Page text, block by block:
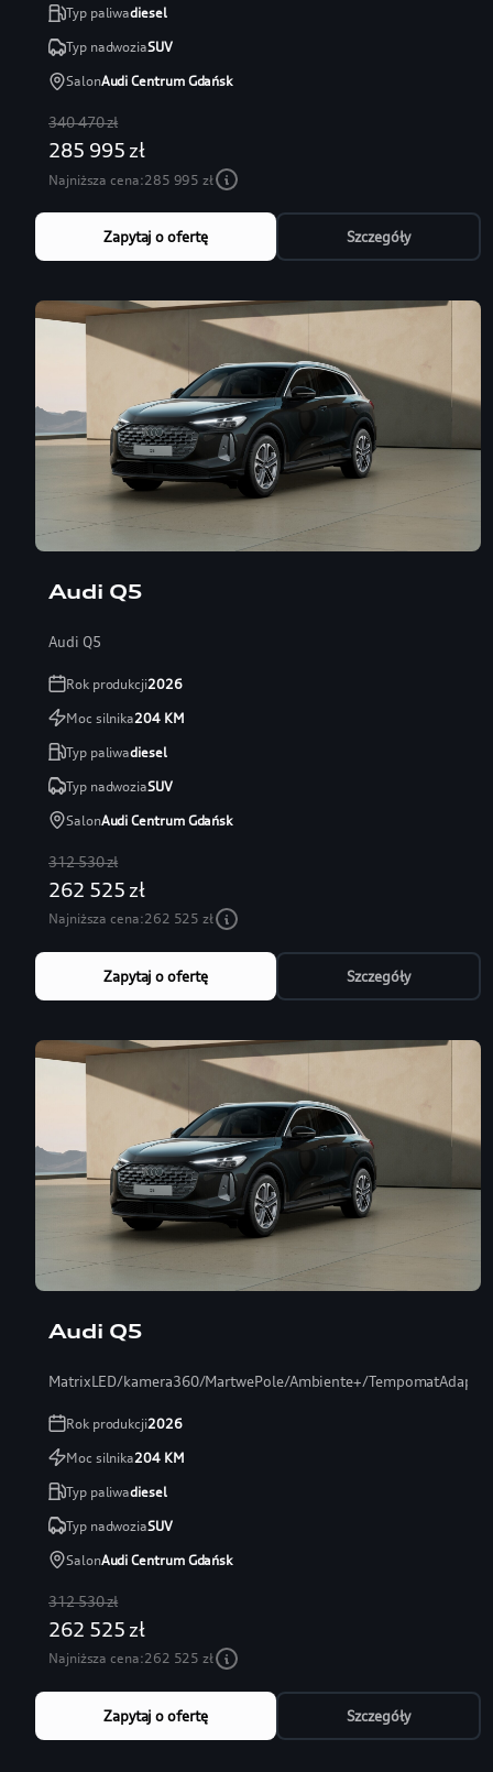
Typ paliwadiesel
Typ nadwoziaSUV
SalonAudi Centrum Gdańsk
340 470 zł
285 995 zł
Najniższa cena:285 995 zł
Zapytaj o ofertę Szczegóły
Audi Q5
Audi Q5
Rok produkcji2026
Moc silnika204KM
Typ paliwadiesel
Typ nadwoziaSUV
SalonAudi Centrum Gdańsk
312 530 zł
262 525 zł
Najniższa cena:262 525 zł
Zapytaj o ofertę Szczegóły
Audi Q5
MatrixLED/kamera360/MartwePole/Ambiente+/
Rok produkcji2026
Moc silnika204KM
Typ paliwadiesel
Typ nadwoziaSUV
SalonAudi Centrum Gdańsk
312 530 zł
262 525 zł
Najniższa cena:262 525 zł
Zapytaj o ofertę Szczegóły